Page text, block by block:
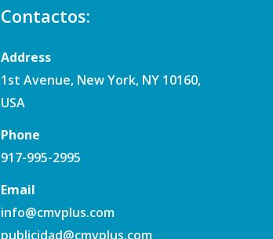
Contactos:
Address
1st Avenue, New York, NY 10160,
USA
Phone
917-995-2995
Email
info@cmvplus.com
publicidad@cmvplus.com